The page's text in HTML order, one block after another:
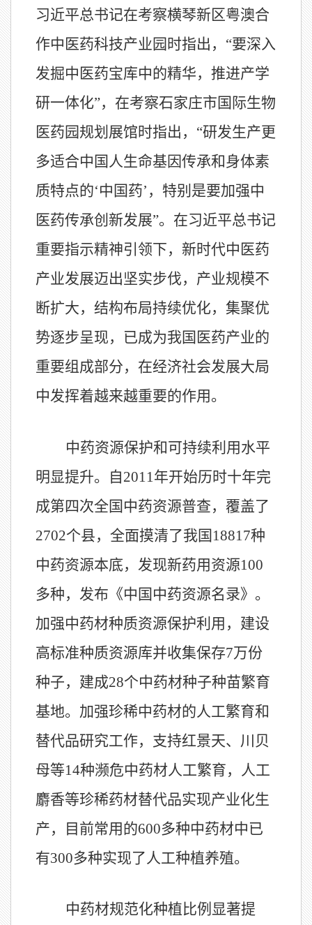
习近平总书记在考察横琴新区粤澳合
作中医药科技产业园时指出，“要深入
发掘中医药宝库中的精华，推进产学
研一体化”，在考察石家庄市国际生物
医药园规划展馆时指出，“研发生产更
多适合中国人生命基因传承和身体素
质特点的‘中国药’，特别是要加强中
医药传承创新发展”。在习近平总书记
重要指示精神引领下，新时代中医药
产业发展迈出坚实步伐，产业规模不
断扩大，结构布局持续优化，集聚优
势逐步呈现，已成为我国医药产业的
重要组成部分，在经济社会发展大局
中发挥着越来越重要的作用。
中药资源保护和可持续利用水平
明显提升。自2011 年开始历时十年完
成第四次全国中药资源普查，覆盖了
2702个县，全面摸清了我国 18817种
中药资源本底，发现新药用资源100
多种，发布《中国中药资源名录》。
加强中药材种质资源保护利用，建设
高标准种质资源库并收集保存7万份
种子，建成28个中药材种子种苗繁育
基地。加强珍稀中药材的人工繁育和
替代品研究工作，支持红景天、川贝
母等14种濒危中药材人工繁育，人工
麝香等珍稀药材替代品实现产业化生
产，目前常用的600多种中药材中已
有300多种实现了人工种植养殖。
中药材规范化种植比例显著提